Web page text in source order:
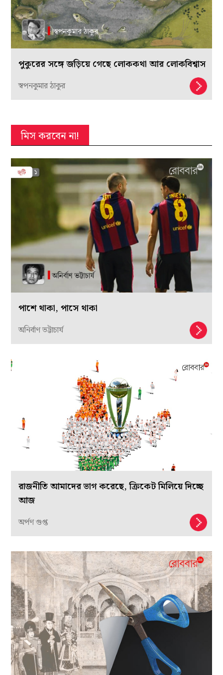
পুকুরের সঙ্গে জড়িয়ে গেছে লোককথা আর লোকবিশ্বাস
স্বপনকুমার ঠাকুর
মিস করবেন না!
পাশে থাকা, পাসে থাকা
অনির্বাণ ভট্টাচার্য
রাজনীতি আমাদের ভাগ করেছে, ক্রিকেট মিলিয়ে দিচ্ছে
আজ
অর্পণ গুপ্ত